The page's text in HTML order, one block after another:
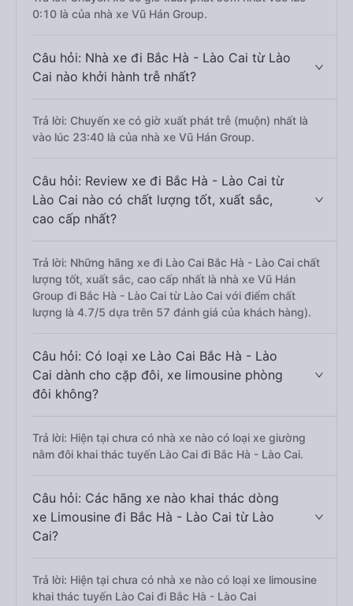
0:10 là của nhà xe Vũ Hán Group.
Câu hỏi: Nhà xe đi Bắc Hà - Lào Cai từ Lào
Cai nào khởi hành trễ nhất?
Trả lời: Chuyến xe có giờ xuất phát trễ (muộn) nhất là
vào lúc 23:40 là của nhà xe Vũ Hán Group.
Câu hỏi: Review xe đi Bắc Hà - Lào Cai từ
Lào Cai nào có chất lượng tốt, xuất sắc,
cao cấp nhất?
Trả lời: Những hãng xe đi Lào Cai Bắc Hà - Lào Cai chất
lượng tốt, xuất sắc, cao cấp nhất là nhà xe Vũ Hán
Group đi Bắc Hà - Lào Cai từ Lào Cai với điểm chất
lượng là 4.7/5 dựa trên 57 đánh giá của khách hàng).
Câu hỏi: Có loại xe Lào Cai Bắc Hà - Lào
Cai dành cho cặp đôi, xe limousine phòng
đôi không?
Trả lời: Hiện tại chưa có nhà xe nào có loại xe giường
nằm đôi khai thác tuyến Lào Cai đi Bắc Hà - Lào Cai.
Câu hỏi: Các hãng xe nào khai thác dòng
xe Limousine đi Bắc Hà - Lào Cai từ Lào
Cai?
Trả lời: Hiện tại chưa có nhà xe nào có loại xe limousine
khai thác tuyến Lào Cai đi Bắc Hà - Lào Cai